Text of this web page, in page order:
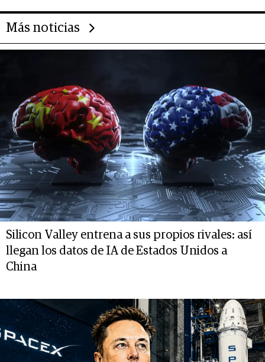
Más noticias
Silicon Valley entrena a sus propios rivales: así
llegan los datos de IA de Estados Unidos a
China